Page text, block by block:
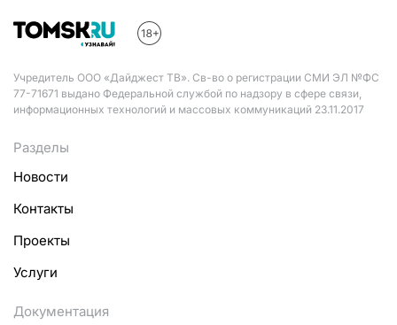
Учредитель ООО «Дайджест ТВ». Св-во о регистрации СМИ ЭЛ №ФС
77-71671 выдано Федеральной службой по надзору в сфере связи,
информационных технологий и массовых коммуникаций 23.11.2017
Разделы
Новости
Контакты
Проекты
Услуги
Документация